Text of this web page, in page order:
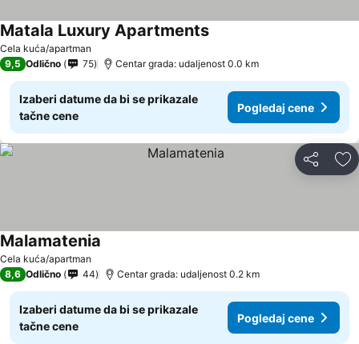
Cela kuća/apartman
Matala Luxury Apartments
9,5 Odlično 75 Centar grada: udaljenost 0.0 km
Izaberi datume da bi se prikazale
tačne cene
Pogledaj cene
Deli
Cela kuća/apartman
Malamatenia
8,6 Odlično 44 Centar grada: udaljenost 0.2 km
Izaberi datume da bi se prikazale
tačne cene
Pogledaj cene